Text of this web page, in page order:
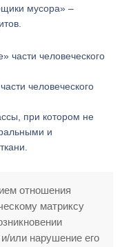
мусора» –
человеческого
при котором не
и
отношения
матриксу
или нарушение его